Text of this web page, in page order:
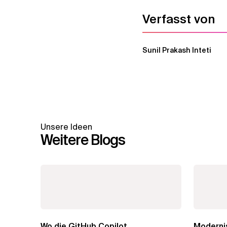
Verfasst von
Sunil Prakash Inteti
Unsere Ideen
Weitere Blogs